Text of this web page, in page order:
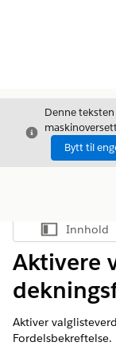
Avslutt
Denne
Bytt til
Vis
Innhold
Aktivere
Aktiver
Fordelsbekreftelse.